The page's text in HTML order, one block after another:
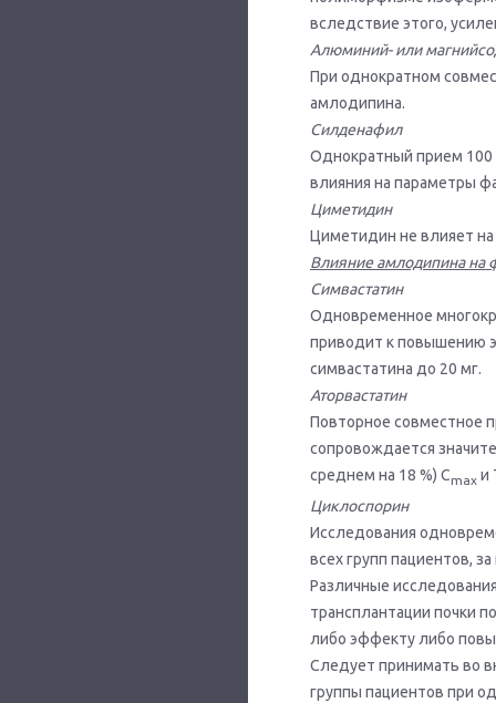
вследствие этого,
Алюминий- или
При однократном
амлодипина.
Силденафил
Однократный прием 100
влияния на параметры
Циметидин
Циметидин не влияет
Влияние амлодипина на
Симвастатин
Одновременное
приводит к повышению
симвастатина до 20 мг.
Аторвастатин
Повторное совместное
сопровождается
среднем на 18 %) Сmax и
Циклоспорин
Исследования
всех групп пациентов,
Различные
трансплантации почки
либо эффекту либо
Следует принимать во
группы пациентов при